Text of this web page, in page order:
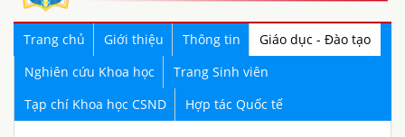
Trang chủ Giới thiệu Thông tin
Giáo dục - Đào tạo
Nghiên cứu Khoa học
Trang Sinh viên
Tạp chí Khoa học CSND
Hợp tác Quốc tế